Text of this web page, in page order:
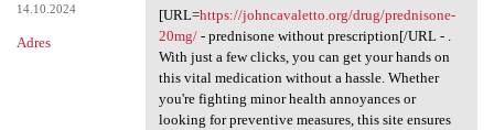
14.10.2024
Adres
[URL=https://johncavaletto.org/drug/prednisone-
20mg/- prednisone without prescription[/URL - .
With just a few clicks, you can get your hands on
this vital medication without a hassle. Whether
you're fighting minor health annoyances or
looking for preventive measures, this site ensures